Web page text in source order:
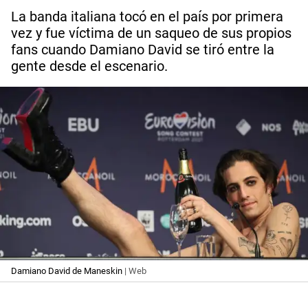
La banda italiana tocó en el país por primera
vez y fue víctima de un saqueo de sus propios
fans cuando Damiano David se tiró entre la
gente desde el escenario.
Damiano David de Maneskin | Web